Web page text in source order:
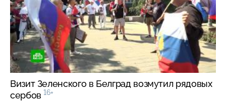
Визит Зеленского в Белград возмутил рядовых
сербов 16+